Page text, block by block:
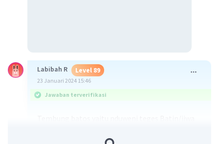
Labibah R Level 89
23 Januari 2024 15:46
Jawaban terverifikasi